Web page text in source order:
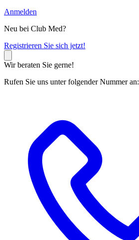
Anmelden
Neu bei Club Med?
Registrieren Sie sich jetzt!
Wir beraten Sie gerne!
Rufen Sie uns unter folgender Nummer an: